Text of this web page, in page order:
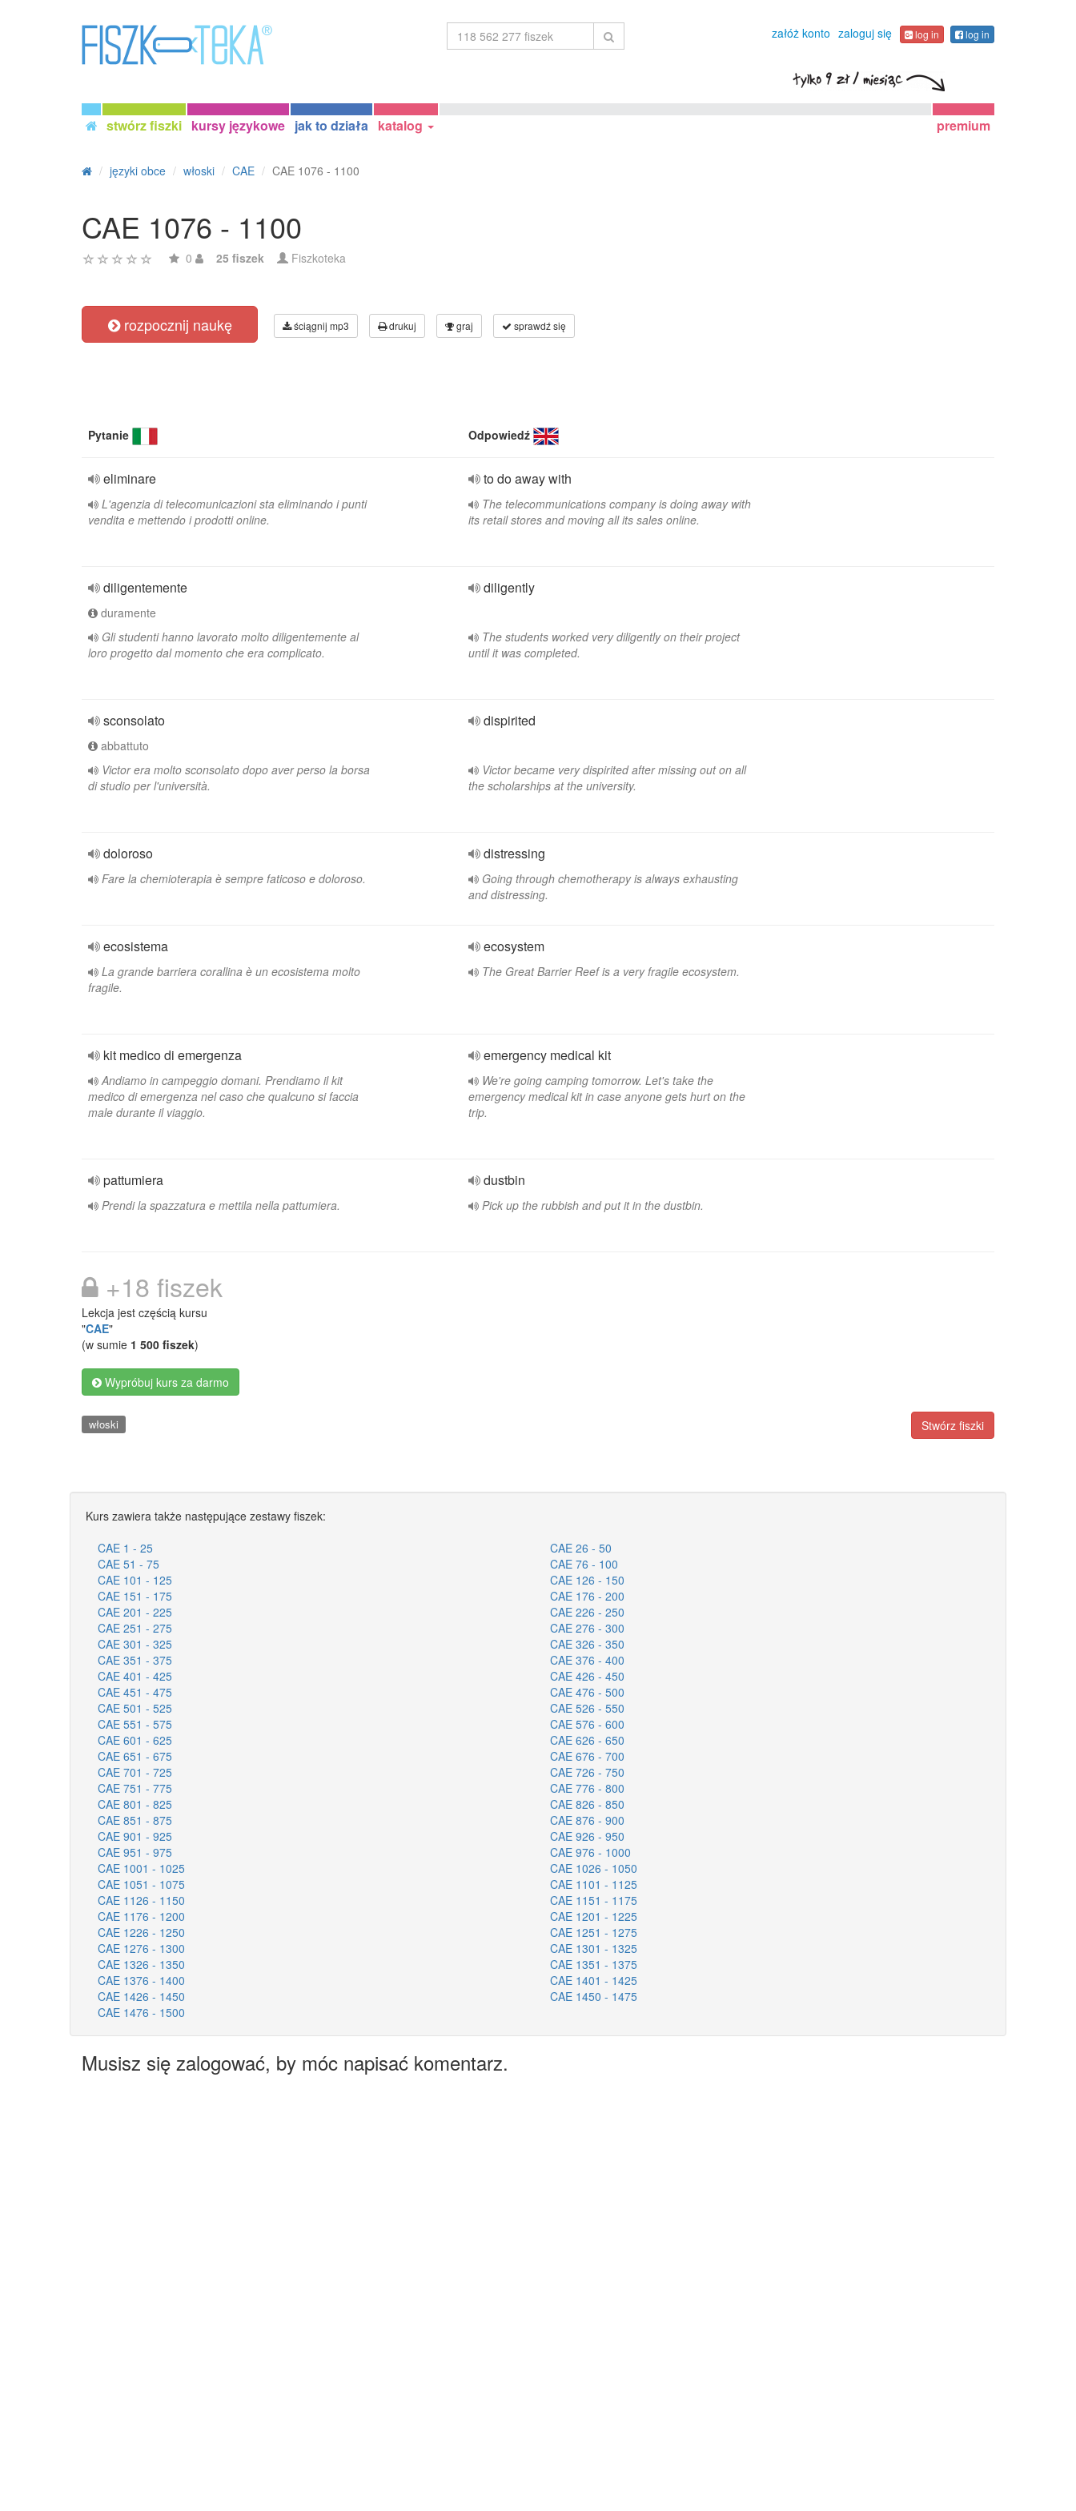
załóż konto zaloguj się log in log in
stwórz fiszki kursy językowe jak to działa katalog premium
języki obce włoski CAE CAE 1076 - 1100
CAE 1076 - 1100
0 25 fiszek Fiszkoteka
rozpocznij naukę ściągnij mp3 drukuj graj sprawdź się
Pytanie Odpowiedź
eliminare
L'agenzia di telecomunicazioni sta eliminando i punti
vendita e mettendo i prodotti online.
to do away with
The telecommunications company is doing away with
its retail stores and moving all its sales online.
diligentemente
duramente
Gli studenti hanno lavorato molto diligentemente al
loro progetto dal momento che era complicato.
diligently
The students worked very diligently on their project
until it was completed.
sconsolato
abbattuto
Victor era molto sconsolato dopo aver perso la borsa
di studio per l'università.
dispirited
Victor became very dispirited after missing out on all
the scholarships at the university.
doloroso
Fare la chemioterapia è sempre faticoso e doloroso.
distressing
Going through chemotherapy is always exhausting
and distressing.
ecosistema
La grande barriera corallina è un ecosistema molto
fragile.
ecosystem
The Great Barrier Reef is a very fragile ecosystem.
kit medico di emergenza
Andiamo in campeggio domani. Prendiamo il kit
medico di emergenza nel caso che qualcuno si faccia
male durante il viaggio.
emergency medical kit
We're going camping tomorrow. Let's take the
emergency medical kit in case anyone gets hurt on the
trip.
pattumiera
Prendi la spazzatura e mettila nella pattumiera.
dustbin
Pick up the rubbish and put it in the dustbin.
+18 fiszek
Lekcja jest częścią kursu
"CAE"
(w sumie 1 500 fiszek)
Wypróbuj kurs za darmo
Stwórz fiszki
włoski
Kurs zawiera także następujące zestawy fiszek:
CAE 1 - 25
CAE 26 - 50
CAE 51 - 75
CAE 76 - 100
CAE 101 - 125
CAE 126 - 150
CAE 151 - 175
CAE 176 - 200
CAE 201 - 225
CAE 226 - 250
CAE 251 - 275
CAE 276 - 300
CAE 301 - 325
CAE 326 - 350
CAE 351 - 375
CAE 376 - 400
CAE 401 - 425
CAE 426 - 450
CAE 451 - 475
CAE 476 - 500
CAE 501 - 525
CAE 526 - 550
CAE 551 - 575
CAE 576 - 600
CAE 601 - 625
CAE 626 - 650
CAE 651 - 675
CAE 676 - 700
CAE 701 - 725
CAE 726 - 750
CAE 751 - 775
CAE 776 - 800
CAE 801 - 825
CAE 826 - 850
CAE 851 - 875
CAE 876 - 900
CAE 901 - 925
CAE 926 - 950
CAE 951 - 975
CAE 976 - 1000
CAE 1001 - 1025
CAE 1026 - 1050
CAE 1051 - 1075
CAE 1101 - 1125
CAE 1126 - 1150
CAE 1151 - 1175
CAE 1176 - 1200
CAE 1201 - 1225
CAE 1226 - 1250
CAE 1251 - 1275
CAE 1276 - 1300
CAE 1301 - 1325
CAE 1326 - 1350
CAE 1351 - 1375
CAE 1376 - 1400
CAE 1401 - 1425
CAE 1426 - 1450
CAE 1450 - 1475
CAE 1476 - 1500
Musisz się zalogować, by móc napisać komentarz.